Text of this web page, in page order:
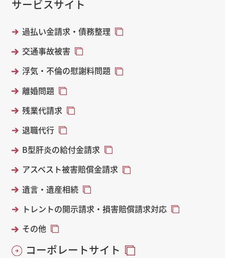
サービスサイト
過払い金請求・債務整理
交通事故被害
浮気・不倫の慰謝料問題
離婚問題
残業代請求
退職代行
B型肝炎の給付金請求
アスベスト被害賠償金請求
遺言・遺産相続
トレントの開示請求・損害賠償請求対応
その他
コーポレートサイト